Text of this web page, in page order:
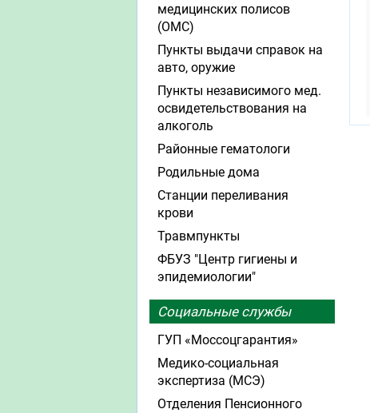
медицинских полисов
(ОМС)
Пункты выдачи справок на
авто, оружие
Пункты независимого мед.
освидетельствования на
алкоголь
Районные гематологи
Родильные дома
Станции переливания
крови
Травмпункты
ФБУЗ "Центр гигиены и
эпидемиологии"
Социальные службы
ГУП «Моссоцгарантия»
Медико-социальная
экспертиза (МСЭ)
Отделения Пенсионного